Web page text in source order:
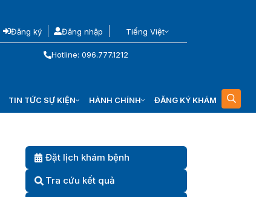
Đăng ký Đăng nhập Tiếng Việt
Hotline: 096.777.1212
TIN TỨC SỰ KIỆN HÀNH CHÍNH ĐĂNG KÝ KHÁM
Đặt lịch khám bệnh
Tra cứu kết quả